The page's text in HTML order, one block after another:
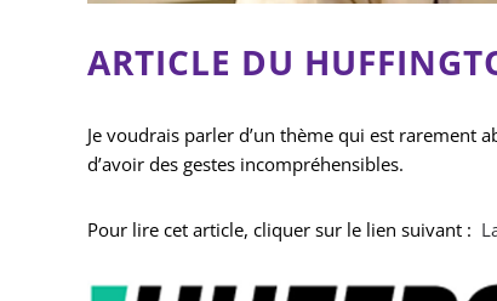
ARTICLE DU
Je voudrais parler d’un thème qui est rarement
d’avoir des gestes incompréhensibles.
Pour lire cet article, cliquer sur le lien suivant :